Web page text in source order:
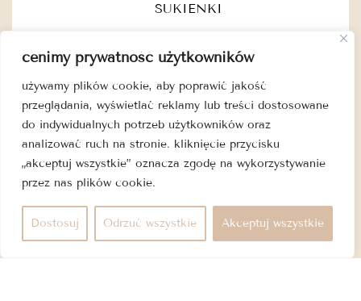
cenimy prywatność użytkowników
używamy plików cookie, aby poprawić jakość
przeglądania, wyświetlać reklamy lub treści dostosowane
do indywidualnych potrzeb użytkowników oraz
analizować ruch na stronie. kliknięcie przycisku
„akceptuj wszystkie” oznacza zgodę na wykorzystywanie
przez nas plików cookie.
Dostosuj Odrzuć wszystkie Akceptuj wszystkie
SUKIENKI
TOPY
WSZYSTKO
OUTLET
moje konto
koszyk